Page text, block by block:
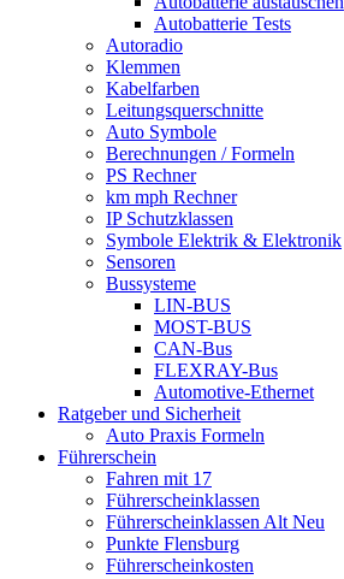
Autobatterie Tests
Autoradio
Klemmen
Kabelfarben
Leitungsquerschnitte
Auto Symbole
Berechnungen / Formeln
PS Rechner
km mph Rechner
IP Schutzklassen
Symbole Elektrik & Elektronik
Sensoren
Bussysteme
LIN-BUS
MOST-BUS
CAN-Bus
FLEXRAY-Bus
Automotive-Ethernet
Ratgeber und Sicherheit
Auto Praxis Formeln
Führerschein
Fahren mit 17
Führerscheinklassen
Führerscheinklassen Alt Neu
Punkte Flensburg
Führerscheinkosten